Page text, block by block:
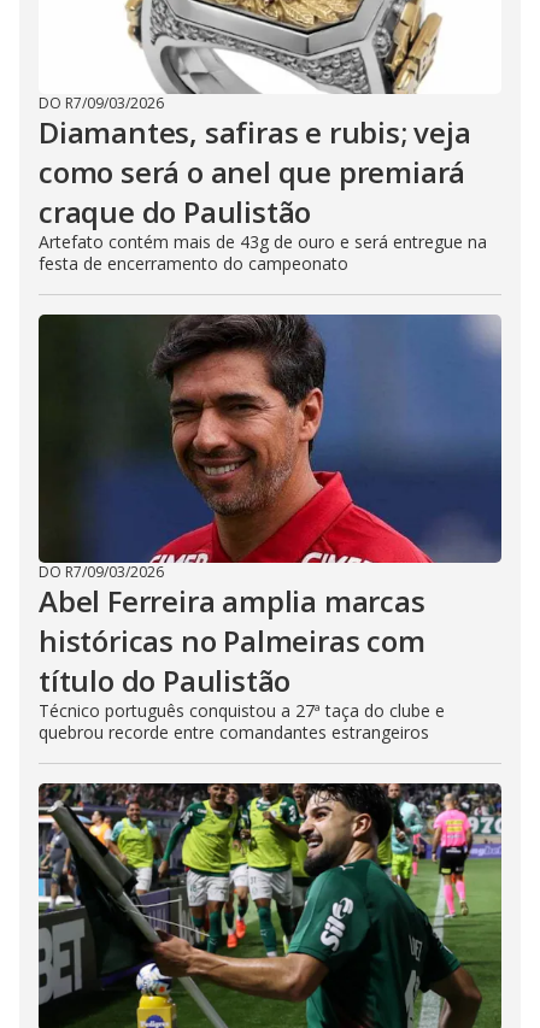
DO R7/09/03/2026
Diamantes, safiras e rubis; veja
como será o anel que premiará
craque do Paulistão
Artefato contém mais de 43g de ouro e será entregue na
festa de encerramento do campeonato
DO R7/09/03/2026
Abel Ferreira amplia marcas
históricas no Palmeiras com
título do Paulistão
Técnico português conquistou a 27ª taça do clube e
quebrou recorde entre comandantes estrangeiros